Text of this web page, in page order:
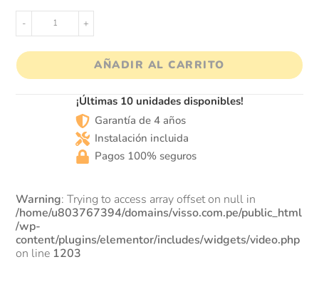
- +
AÑADIR AL CARRITO
¡Últimas 10 unidades disponibles!
Garantía de 4 años
Instalación incluida
Pagos 100% seguros
Warning: Trying to access array offset on null in
/home/u803767394/domains/visso.com.pe/public_html
/wp-
content/plugins/elementor/includes/widgets/video.php
on line 1203